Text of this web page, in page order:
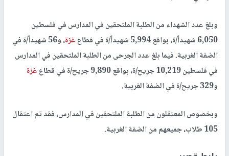
وبلغ عدد الشهداء من الطلبة الملتحقين في المدارس في فلسطين
6,050 شهيداً/ة، بواقع 5,994 شهيداً/ة في قطاع
غزة
، و56 شهيداً/ة في
الضفة الغربية. فيما بلغ عدد الجرحى من الطلبة الملتحقين في المدارس
في فلسطين 10,219 جريح/ة، بواقع 9,890 جريح/ة في قطاع
غزة
و329 جريح/ة في الضفة الغربية.
وبخصوص المعتقلون من الطلبة الملتحقين في المدارس، فقد تم اعتقال
105 طلاب، جميعهم من الضفة الغربية.